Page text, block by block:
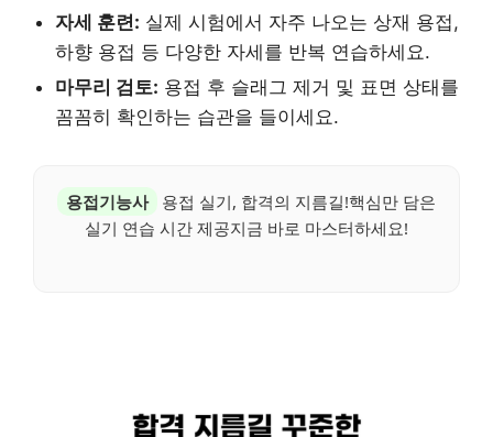
자세 훈련: 실제 시험에서 자주 나오는 상재 용접,
하향 용접 등 다양한 자세를 반복 연습하세요.
마무리 검토: 용접 후 슬래그 제거 및 표면 상태를
꼼꼼히 확인하는 습관을 들이세요.
용접기능사
용접 실기, 합격의 지름길!핵심만 담은
실기 연습 시간 제공지금 바로 마스터하세요!